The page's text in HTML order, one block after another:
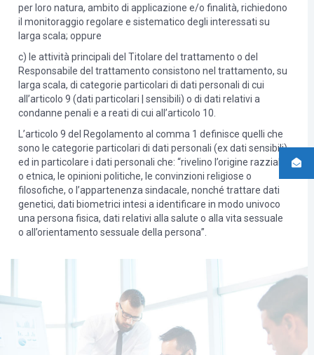
per loro natura, ambito di applicazione e/o finalità, richiedono
il monitoraggio regolare e sistematico degli interessati su
larga scala; oppure
c) le attività principali del Titolare del trattamento o del
Responsabile del trattamento consistono nel trattamento, su
larga scala, di categorie particolari di dati personali di cui
all’articolo 9 (dati particolari | sensibili) o di dati relativi a
condanne penali e a reati di cui all’articolo 10.
L’articolo 9 del Regolamento al comma 1 definisce quelli che
sono le categorie particolari di dati personali (ex dati sensibili)
ed in particolare i dati personali che: “rivelino l’origine razziale
o etnica, le opinioni politiche, le convinzioni religiose o
filosofiche, o l’appartenenza sindacale, nonché trattare dati
genetici, dati biometrici intesi a identificare in modo univoco
una persona fisica, dati relativi alla salute o alla vita sessuale
o all’orientamento sessuale della persona”.